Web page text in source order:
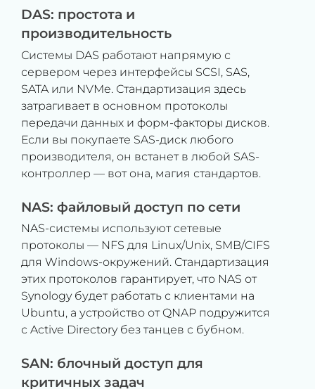
DAS: простота и
производительность
Системы DAS работают напрямую с
сервером через интерфейсы SCSI, SAS,
SATA или NVMe. Стандартизация здесь
затрагивает в основном протоколы
передачи данных и форм-факторы дисков.
Если вы покупаете SAS-диск любого
производителя, он встанет в любой SAS-
контроллер — вот она, магия стандартов.
NAS: файловый доступ по сети
NAS-системы используют сетевые
протоколы — NFS для Linux/Unix, SMB/CIFS
для Windows-окружений. Стандартизация
этих протоколов гарантирует, что NAS от
Synology будет работать с клиентами на
Ubuntu, а устройство от QNAP подружится
с Active Directory без танцев с бубном.
SAN: блочный доступ для
критичных задач